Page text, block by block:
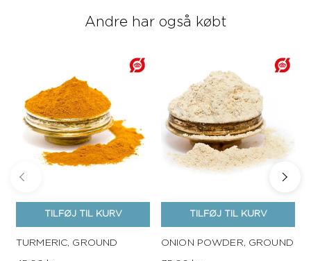
Andre har også købt
TILFØJ TIL KURV
TURMERIC, GROUND
TILFØJ TIL KURV
ONION POWDER, GROUND